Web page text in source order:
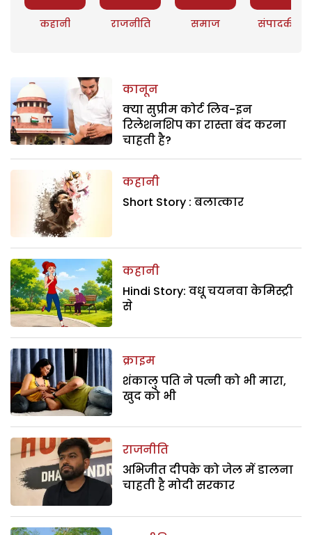
कहानी राजनीति समाज संपादकीय
कानून
क्या सुप्रीम कोर्ट लिव-इन
रिलेशनशिप का रास्ता बंद करना
चाहती है?
कहानी
Short Story : बलात्कार
कहानी
Hindi Story: वधू चयनवा केमिस्ट्री
से
क्राइम
शंकालु पति ने पत्नी को भी मारा,
खुद को भी
राजनीति
अभिजीत दीपके को जेल में डालना
चाहती है मोदी सरकार